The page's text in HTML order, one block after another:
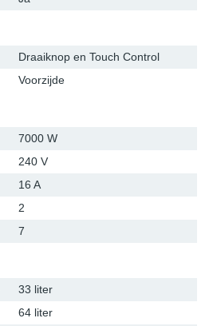
Draaiknop en Touch Control
Voorzijde
7000 W
240 V
16 A
2
7
33 liter
64 liter